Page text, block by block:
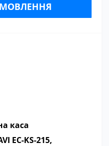
каса
EC-KS-215,